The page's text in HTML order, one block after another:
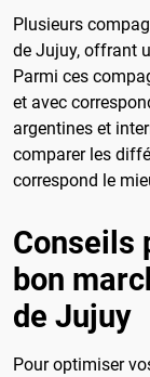
Plusieurs
de Jujuy, offrant
Parmi ces
et avec
argentines et
comparer les
correspond le
Conseils
bon
de Jujuy
Pour optimiser